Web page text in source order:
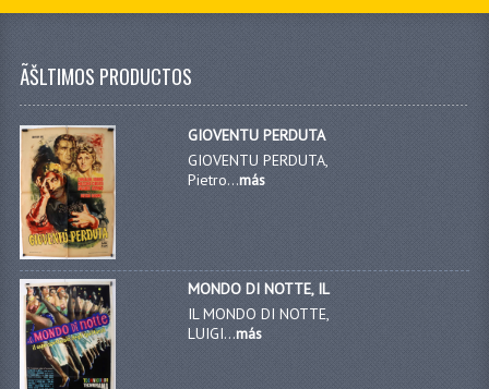
ÃŠLTIMOS PRODUCTOS
GIOVENTU PERDUTA
GIOVENTU PERDUTA,
Pietro...más
MONDO DI NOTTE, IL
IL MONDO DI NOTTE,
LUIGI...más